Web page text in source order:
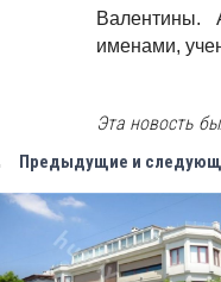
Валентины.
именами,
Эта новость
Предыдущие и